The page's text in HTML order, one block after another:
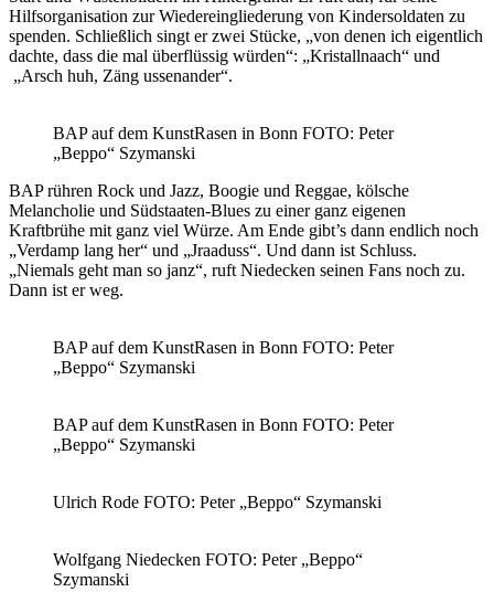
Hilfsorganisation zur Wiedereingliederung von Kindersoldaten zu
spenden. Schließlich singt er zwei Stücke, „von denen ich eigentlich
dachte, dass die mal überflüssig würden“: „Kristallnaach“ und
„Arsch huh, Zäng ussenander“.
BAP auf dem KunstRasen in Bonn FOTO: Peter
„Beppo“ Szymanski
BAP rühren Rock und Jazz, Boogie und Reggae, kölsche
Melancholie und Südstaaten-Blues zu einer ganz eigenen
Kraftbrühe mit ganz viel Würze. Am Ende gibt’s dann endlich noch
„Verdamp lang her“ und „Jraaduss“. Und dann ist Schluss.
„Niemals geht man so janz“, ruft Niedecken seinen Fans noch zu.
Dann ist er weg.
BAP auf dem KunstRasen in Bonn FOTO: Peter
„Beppo“ Szymanski
BAP auf dem KunstRasen in Bonn FOTO: Peter
„Beppo“ Szymanski
Ulrich Rode FOTO: Peter „Beppo“ Szymanski
Wolfgang Niedecken FOTO: Peter „Beppo“
Szymanski